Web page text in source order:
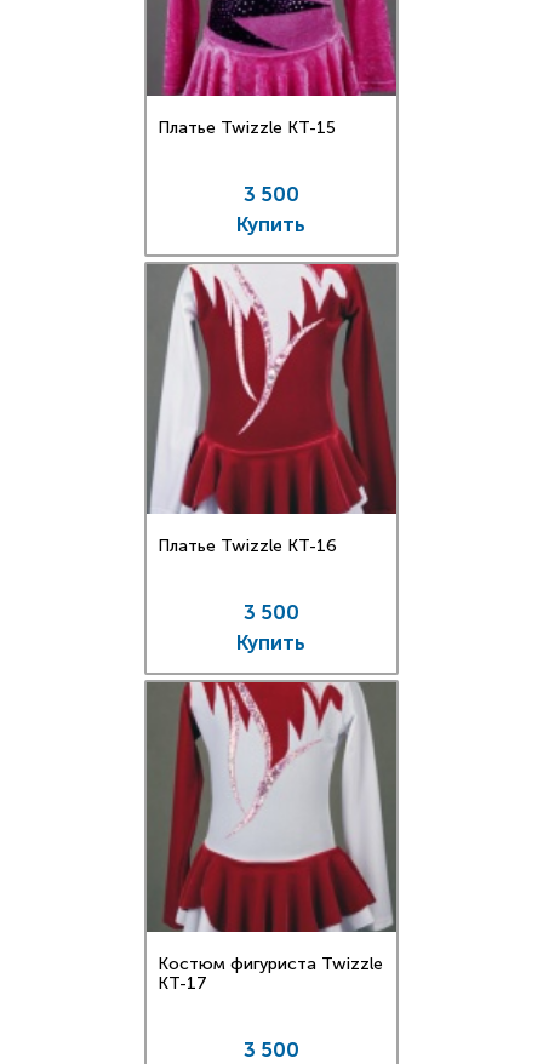
Платье Twizzle КT-15
3 500
Купить
Платье Twizzle КT-16
3 500
Купить
Костюм фигуриста Twizzle
КT-17
3 500